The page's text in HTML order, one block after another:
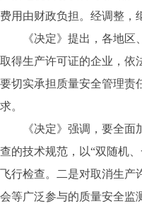
费用由财政负担。经调整，
《决定》提出，各地区、
取得生产许可证的企业，依
要切实承担质量安全管理责
求。
《决定》强调，要全面加
查的技术规范，以“双随机
飞行检查。二是对取消生产
会等广泛参与的质量安全监